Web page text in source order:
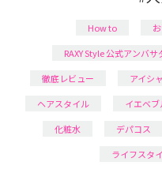
How to
RAXY Style 公式アンバサ
徹底レビュー
アイシ
ヘアスタイル
イエベブ
化粧水
デパコス
ライフスタ